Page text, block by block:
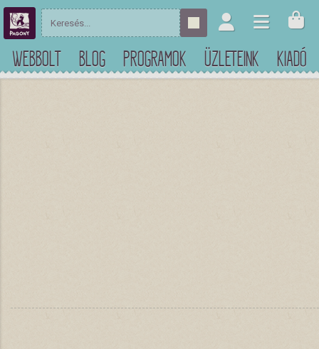
WEBBOLT BLOG PROGRAMOK ÜZLETEINK KIADÓ